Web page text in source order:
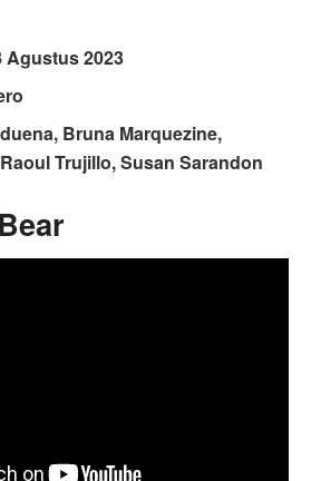
Agustus 2023
Bruna Marquezine,
Trujillo, Susan Sarandon